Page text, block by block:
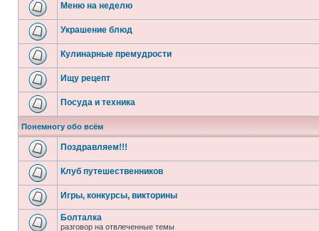
Меню на неделю
Украшение блюд
Кулинарные премудрости
Ищу рецепт
Посуда и техника
Понемногу обо всём
Поздравляем!!!
Клуб путешественников
Игры, конкурсы, викторины
Болталка
разговор на отвлеченные темы